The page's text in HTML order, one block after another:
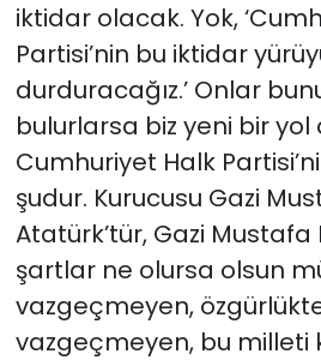
iktidar olacak. Yok,
Partisi’nin bu iktidar
durduracağız.’ Onlar
bulurlarsa biz yeni bir yol
Cumhuriyet Halk
şudur. Kurucusu Gazi
Atatürk’tür, Gazi
şartlar ne olursa olsun
vazgeçmeyen,
vazgeçmeyen, bu milleti